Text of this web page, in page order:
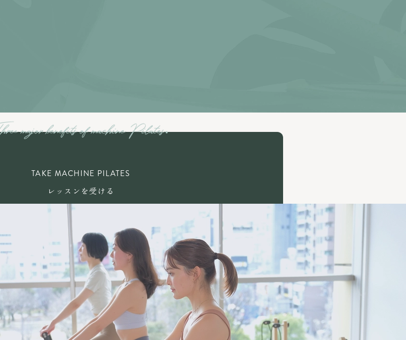
TAKE MACHINE PILATES
レッスンを受ける